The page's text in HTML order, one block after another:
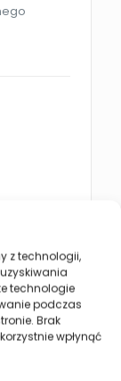
z technologii,
technologie
podczas
Brak
wpłynąć